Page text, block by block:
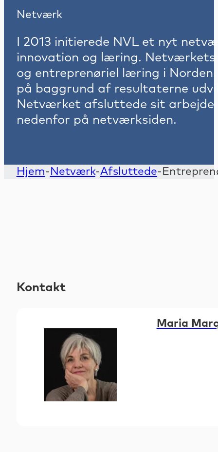
Netværk
I 2013 initierede NVL et nyt
innovation og læring.
og entreprenøriel læring i
på baggrund af resultaterne
Netværket afsluttede sit arbejde
nedenfor på netværksiden.
Hjem- Netværk-Afsluttede-
Kontakt
Maria